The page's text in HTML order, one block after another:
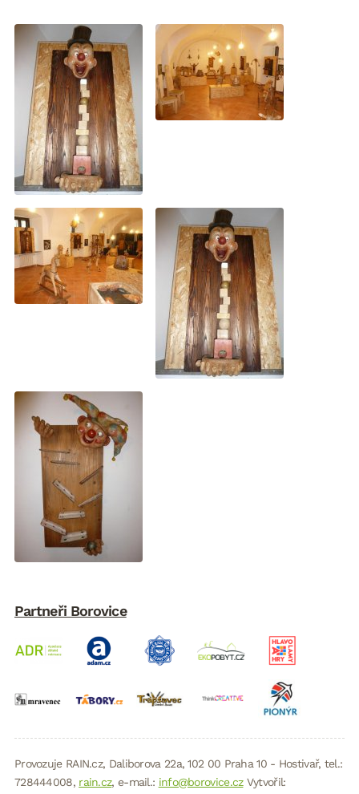
Partneři Borovice
Provozuje RAIN.cz, Daliborova 22a, 102 00 Praha 10 - Hostivař, tel.:
728444008, rain.cz, e-mail.: info@borovice.czVytvořil: